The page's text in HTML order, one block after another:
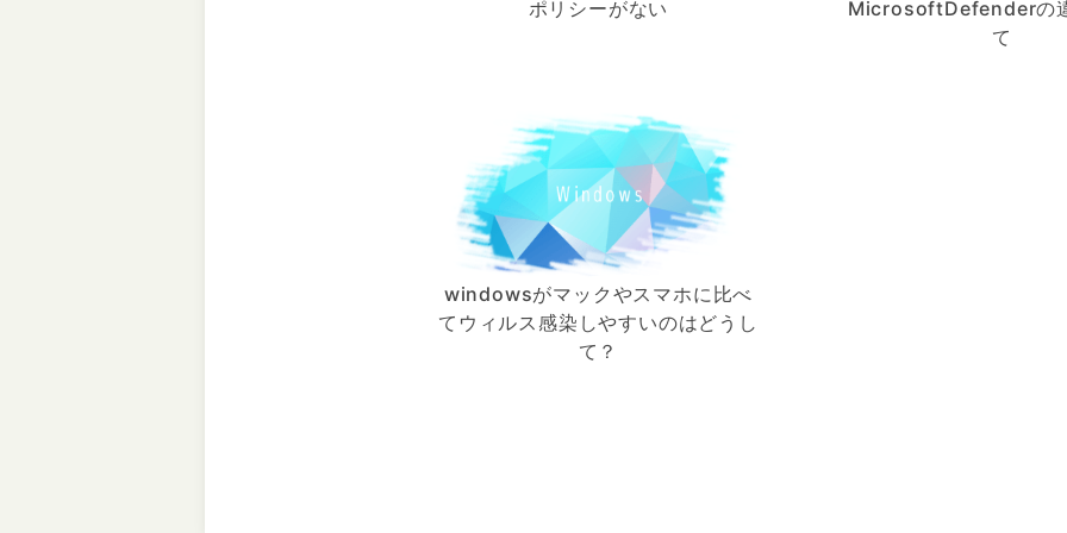
ポリシーがない
MicrosoftDefenderの
て
windowsがマックやスマホに比べ
てウィルス感染しやすいのはどうし
て？